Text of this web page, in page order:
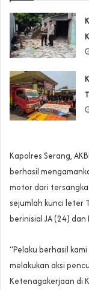
Kapolres Serang,
berhasil
motor dari
sejumlah kunci leter
berinisial JA (24) dan
“Pelaku berhasil
melakukan aksi
Ketenagakerjaan di